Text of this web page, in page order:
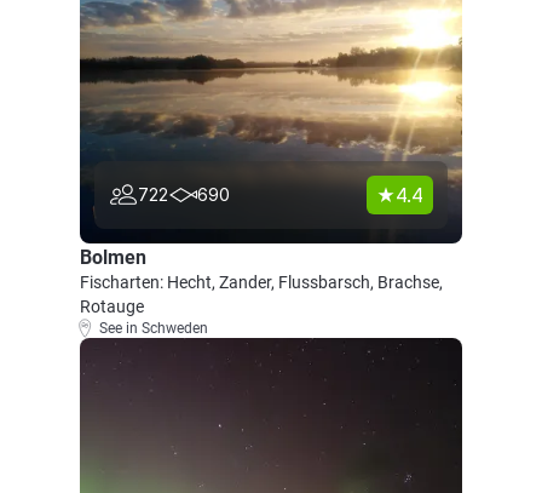
722 690 4.4
Bolmen
Fischarten: Hecht, Zander, Flussbarsch, Brachse,
Rotauge
See in Schweden